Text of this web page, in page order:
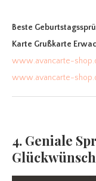
Beste
Karte Grußkarte
www.avancarte-
www.avancarte-
4. Geniale